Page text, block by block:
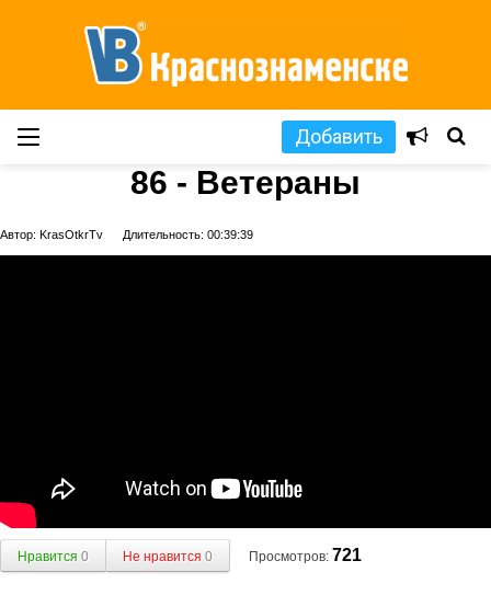
Добавить
86 - Ветераны
Автор: KrasOtkrTv Длительность: 00:39:39
Нравится 0 Не нравится 0 Просмотров: 721